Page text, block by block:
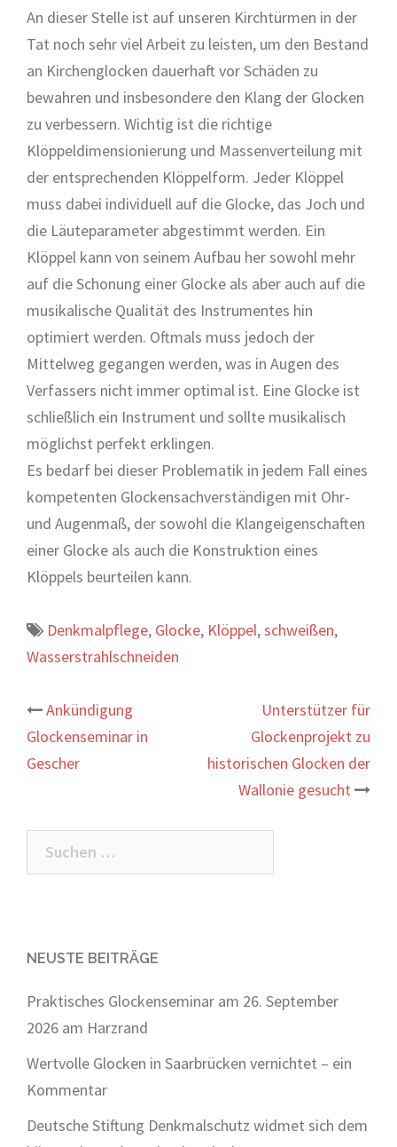
An dieser Stelle ist auf unseren Kirchtürmen in der
Tat noch sehr viel Arbeit zu leisten, um den Bestand
an Kirchenglocken dauerhaft vor Schäden zu
bewahren und insbesondere den Klang der Glocken
zu verbessern. Wichtig ist die richtige
Klöppeldimensionierung und Massenverteilung mit
der entsprechenden Klöppelform. Jeder Klöppel
muss dabei individuell auf die Glocke, das Joch und
die Läuteparameter abgestimmt werden. Ein
Klöppel kann von seinem Aufbau her sowohl mehr
auf die Schonung einer Glocke als aber auch auf die
musikalische Qualität des Instrumentes hin
optimiert werden. Oftmals muss jedoch der
Mittelweg gegangen werden, was in Augen des
Verfassers nicht immer optimal ist. Eine Glocke ist
schließlich ein Instrument und sollte musikalisch
möglichst perfekt erklingen.
Es bedarf bei dieser Problematik in jedem Fall eines
kompetenten Glockensachverständigen mit Ohr-
und Augenmaß, der sowohl die Klangeigenschaften
einer Glocke als auch die Konstruktion eines
Klöppels beurteilen kann.
Denkmalpflege, Glocke, Klöppel,schweißen,
Wasserstrahlschneiden
Beitrags-
Navigation
Ankündigung
Glockenseminar in
Gescher
Unterstützer für
Glockenprojekt zu
historischen Glocken der
Wallonie gesucht
Suchen
nach:
NEUSTE BEITRÄGE
Praktisches Glockenseminar am 26. September
2026 am Harzrand
Wertvolle Glocken in Saarbrücken vernichtet – ein
Kommentar
Deutsche Stiftung Denkmalschutz widmet sich dem